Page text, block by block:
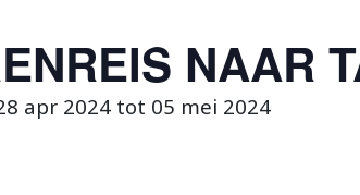
NAAR
apr 2024 tot 05 mei 2024